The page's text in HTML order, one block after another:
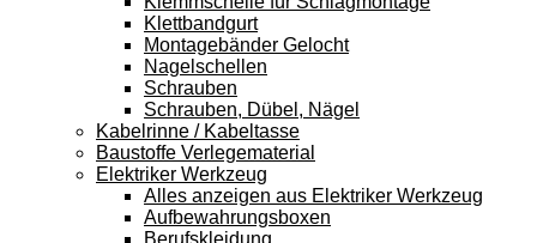
Klettbandgurt
Montagebänder Gelocht
Nagelschellen
Schrauben
Schrauben, Dübel, Nägel
Kabelrinne / Kabeltasse
Baustoffe Verlegematerial
Elektriker Werkzeug
Alles anzeigen aus Elektriker Werkzeug
Aufbewahrungsboxen
Berufskleidung